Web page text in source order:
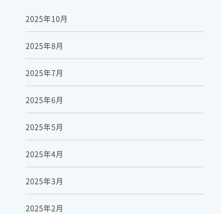
2025年10月
2025年8月
2025年7月
2025年6月
2025年5月
2025年4月
2025年3月
2025年2月